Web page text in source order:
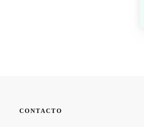
CONTACTO